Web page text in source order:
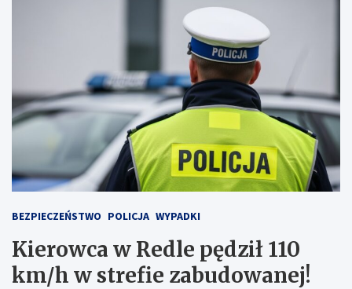
BEZPIECZEŃSTWO POLICJA WYPADKI
Kierowca w Redle pędził 110
km/h w strefie zabudowanej!